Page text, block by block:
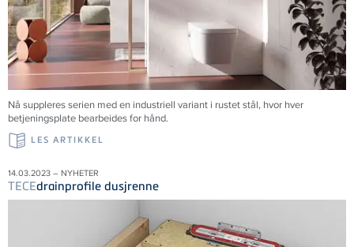
Nå suppleres serien med en industriell variant i rustet stål, hvor hver
betjeningsplate bearbeides for hånd.
LES ARTIKKEL
14.03.2023 – NYHETER
TECEdrainprofile dusjrenne